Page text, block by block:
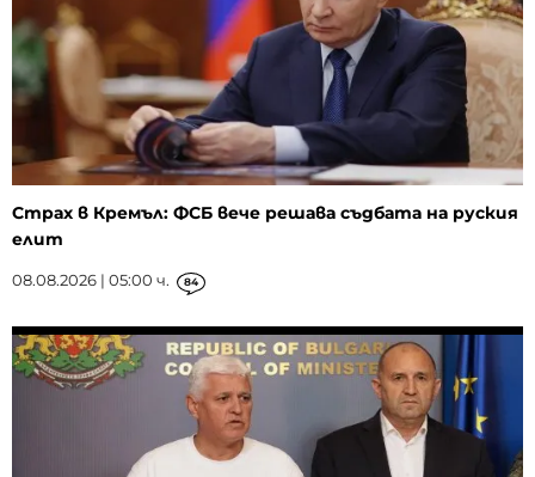
Страх в Кремъл: ФСБ вече решава съдбата на руския
елит
08.08.2026 | 05:00 ч. 84